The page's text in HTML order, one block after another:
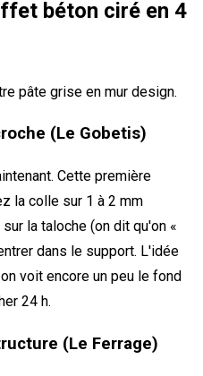
béton ciré en 4
pâte grise en mur design.
(Le Gobetis)
Cette première
la colle sur 1 à 2 mm
la taloche (on dit qu'on «
dans le support. L'idée
voit encore un peu le fond
24 h.
(Le Ferrage)